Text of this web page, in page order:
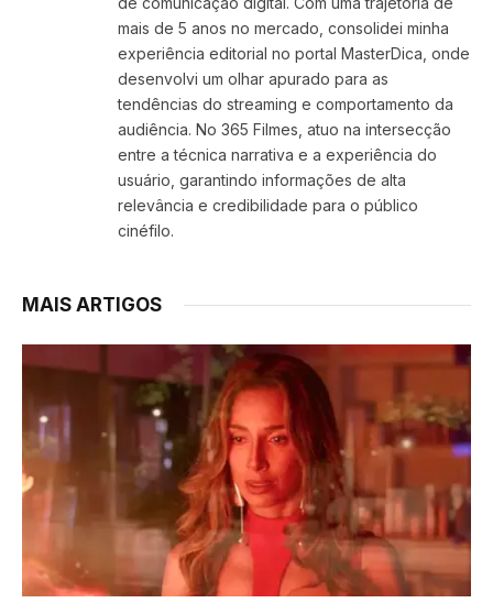
mais de 5 anos no mercado, consolidei minha
experiência editorial no portal MasterDica, onde
desenvolvi um olhar apurado para as
tendências do streaming e comportamento da
audiência. No 365 Filmes, atuo na intersecção
entre a técnica narrativa e a experiência do
usuário, garantindo informações de alta
relevância e credibilidade para o público
cinéfilo.
MAIS ARTIGOS